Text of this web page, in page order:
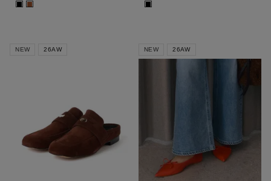
■ ■ ■
NEW 26AW NEW 26AW